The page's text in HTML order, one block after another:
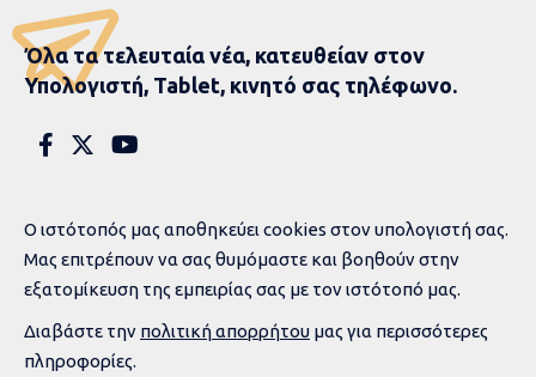
Όλα τα τελευταία νέα, κατευθείαν στον
Υπολογιστή, Tablet, κινητό σας τηλέφωνο.
Ο ιστότοπός μας αποθηκεύει cookies στον υπολογιστή σας.
Μας επιτρέπουν να σας θυμόμαστε και βοηθούν στην
εξατομίκευση της εμπειρίας σας με τον ιστότοπό μας.
Διαβάστε την πολιτική απορρήτου μας για περισσότερες
πληροφορίες.